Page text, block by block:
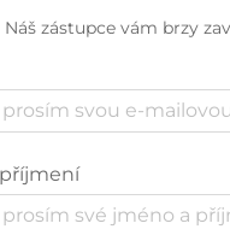
Náš zástupce vám brzy